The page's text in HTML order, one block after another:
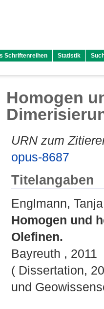
Schriftenreihen Statistik
Homogen
URN zum
opus-8687
Titelangaben
Englmann, Tanja
Homogen und
Olefinen.
Bayreuth , 2011
( Dissertation,
und